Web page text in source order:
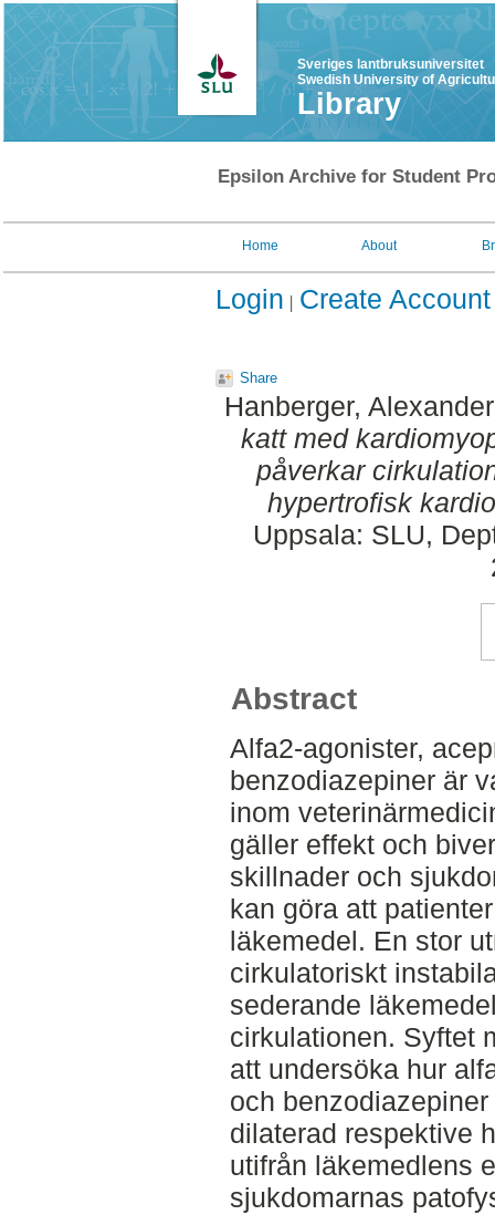
Sveriges lantbruksuniversitet
Swedish University of
Library
Epsilon Archive for Student
Home About
Login Create Account
Share
Hanberger, Alexander
katt med
påverkar
hypertrofisk
Uppsala: SLU,
Abstract
Alfa2-agonister,
benzodiazepiner är
inom
gäller effekt och
skillnader och
kan göra att
läkemedel. En stor
cirkulatoriskt
sederande
cirkulationen. Syftet
att undersöka hur
och
dilaterad respektive
utifrån läkemedlens
sjukdomarnas